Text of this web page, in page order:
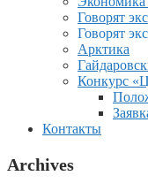
Говорят
Говорят
Арктика
Конкурс
Контакты
Archives